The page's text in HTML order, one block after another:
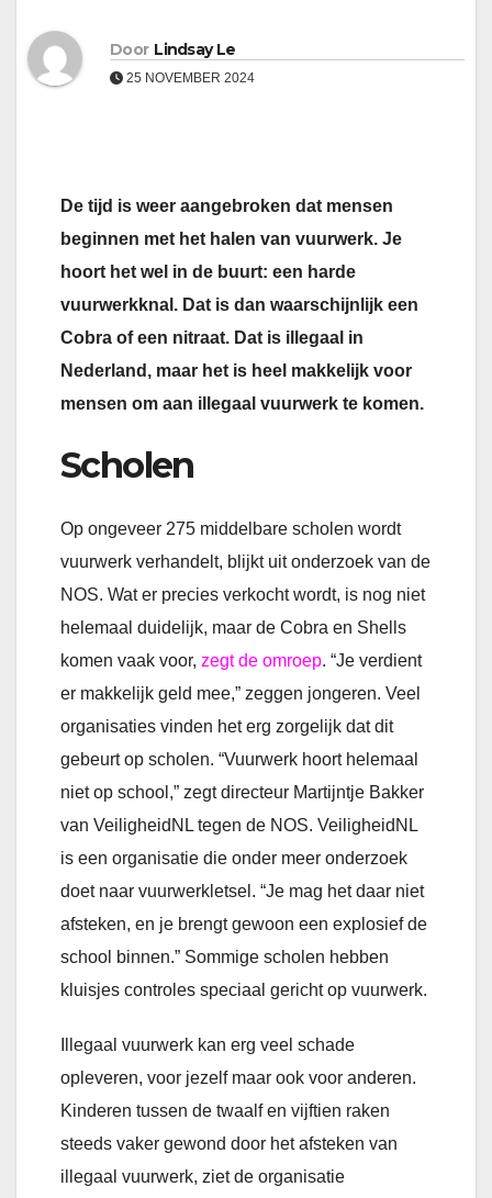
Door Lindsay Le
25 NOVEMBER 2024
De tijd is weer aangebroken dat mensen
beginnen met het halen van vuurwerk. Je
hoort het wel in de buurt: een harde
vuurwerkknal. Dat is dan waarschijnlijk een
Cobra of een nitraat. Dat is illegaal in
Nederland, maar het is heel makkelijk voor
mensen om aan illegaal vuurwerk te komen.
Scholen
Op ongeveer 275 middelbare scholen wordt
vuurwerk verhandelt, blijkt uit onderzoek van de
NOS. Wat er precies verkocht wordt, is nog niet
helemaal duidelijk, maar de Cobra en Shells
komen vaak voor, zegt de omroep. “Je verdient
er makkelijk geld mee,” zeggen jongeren. Veel
organisaties vinden het erg zorgelijk dat dit
gebeurt op scholen. “Vuurwerk hoort helemaal
niet op school,” zegt directeur Martijntje Bakker
van VeiligheidNL tegen de NOS. VeiligheidNL
is een organisatie die onder meer onderzoek
doet naar vuurwerkletsel. “Je mag het daar niet
afsteken, en je brengt gewoon een explosief de
school binnen.” Sommige scholen hebben
kluisjes controles speciaal gericht op vuurwerk.
Illegaal vuurwerk kan erg veel schade
opleveren, voor jezelf maar ook voor anderen.
Kinderen tussen de twaalf en vijftien raken
steeds vaker gewond door het afsteken van
illegaal vuurwerk, ziet de organisatie